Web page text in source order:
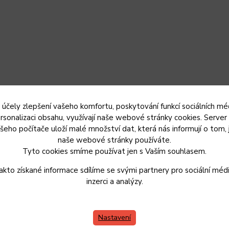
zlepšení vašeho komfortu, poskytování funkcí sociálních
obsahu, využívají naše webové stránky cookies. Server
počítače uloží malé množství dat, která nás informují o tom,
naše webové stránky používáte.
Tyto cookies smíme používat jen s Vaším souhlasem.
získané informace sdílíme se svými partnery pro sociální
inzerci a analýzy.
Nastavení